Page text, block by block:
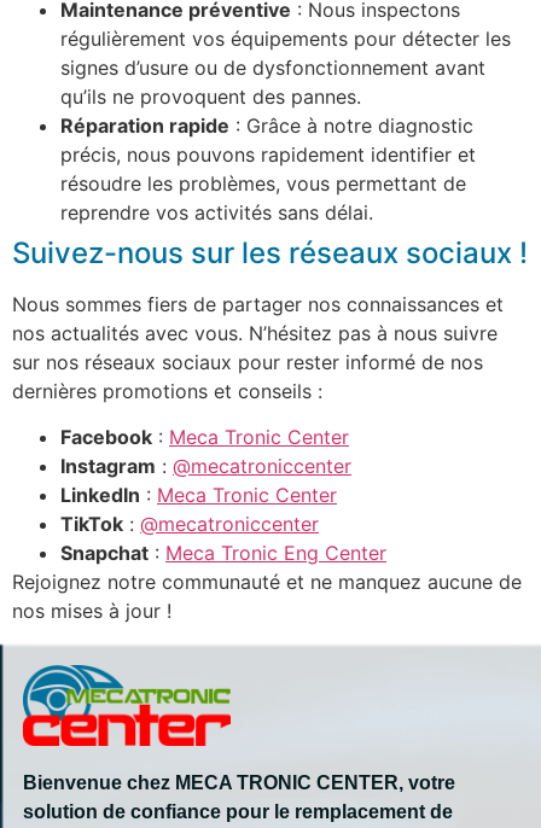
Maintenance préventive : Nous inspectons
régulièrement vos équipements pour détecter les
signes d’usure ou de dysfonctionnement avant
qu’ils ne provoquent des pannes.
Réparation rapide : Grâce à notre diagnostic
précis, nous pouvons rapidement identifier et
résoudre les problèmes, vous permettant de
reprendre vos activités sans délai.
Suivez-nous sur les réseaux sociaux !
Nous sommes fiers de partager nos connaissances et
nos actualités avec vous. N’hésitez pas à nous suivre
sur nos réseaux sociaux pour rester informé de nos
dernières promotions et conseils :
Facebook : Meca Tronic Center
Instagram : @mecatroniccenter
LinkedIn : Meca Tronic Center
TikTok : @mecatroniccenter
Snapchat : Meca Tronic Eng Center
Rejoignez notre communauté et ne manquez aucune de
nos mises à jour !
Bienvenue chez MECA TRONIC CENTER, votre
solution de confiance pour le remplacement de